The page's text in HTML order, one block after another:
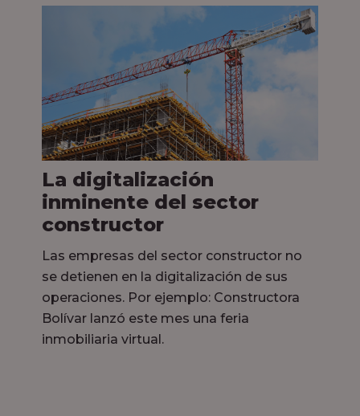
La digitalización
inminente del sector
constructor
Las empresas del sector constructor no
se detienen en la digitalización de sus
operaciones. Por ejemplo: Constructora
Bolívar lanzó este mes una feria
inmobiliaria virtual.